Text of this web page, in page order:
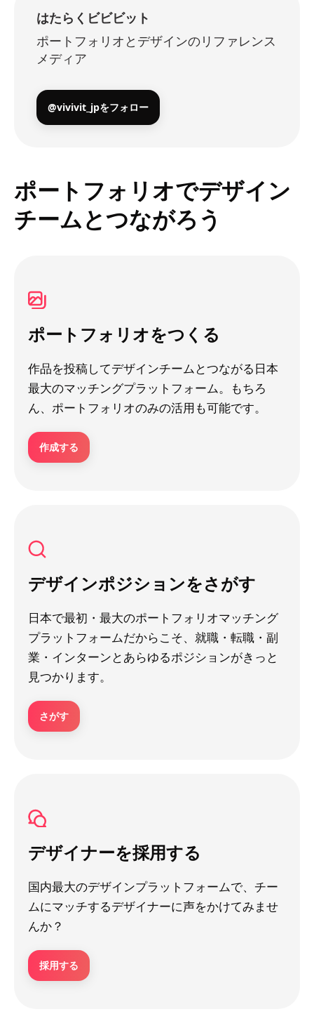
はたらくビビビット
ポートフォリオとデザインのリファレンス
メディア
@vivivit_jpをフォロー
ポートフォリオでデザイン
チームとつながろう
ポートフォリオをつくる
作品を投稿してデザインチームとつながる日本
最大のマッチングプラットフォーム。もちろ
ん、ポートフォリオのみの活用も可能です。
作成する
デザインポジションをさがす
日本で最初・最大のポートフォリオマッチング
プラットフォームだからこそ、就職・転職・副
業・インターンとあらゆるポジションがきっと
見つかります。
さがす
デザイナーを採用する
国内最大のデザインプラットフォームで、チー
ムにマッチするデザイナーに声をかけてみませ
んか？
採用する